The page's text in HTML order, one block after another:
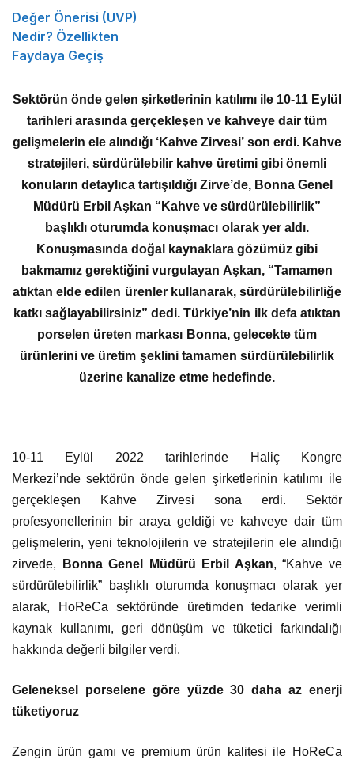
Değer Önerisi (UVP)
Nedir? Özellikten
Faydaya Geçiş
Sektörün önde gelen şirketlerinin katılımı ile 10-11 Eylül
tarihleri arasında gerçekleşen ve kahveye dair tüm
gelişmelerin ele alındığı ‘Kahve Zirvesi’ son erdi. Kahve
stratejileri, sürdürülebilir kahve üretimi gibi önemli
konuların detaylıca tartışıldığı Zirve’de, Bonna Genel
Müdürü Erbil Aşkan “Kahve ve sürdürülebilirlik”
başlıklı oturumda konuşmacı olarak yer aldı.
Konuşmasında doğal kaynaklara gözümüz gibi
bakmamız gerektiğini vurgulayan Aşkan, “Tamamen
atıktan elde edilen ürenler kullanarak, sürdürülebilirliğe
katkı sağlayabilirsiniz” dedi. Türkiye’nin ilk defa atıktan
porselen üreten markası Bonna, gelecekte tüm
ürünlerini ve üretim şeklini tamamen sürdürülebilirlik
üzerine kanalize etme hedefinde.
10-11 Eylül 2022 tarihlerinde Haliç Kongre
Merkezi’nde sektörün önde gelen şirketlerinin katılımı ile
gerçekleşen Kahve Zirvesi sona erdi. Sektör
profesyonellerinin bir araya geldiği ve kahveye dair tüm
gelişmelerin, yeni teknolojilerin ve stratejilerin ele alındığı
zirvede,
Bonna Genel Müdürü Erbil Aşkan, “Kahve ve
sürdürülebilirlik” başlıklı oturumda konuşmacı olarak yer
alarak, HoReCa sektöründe üretimden tedarike verimli
kaynak kullanımı, geri dönüşüm ve tüketici farkındalığı
hakkında değerli bilgiler verdi.
Geleneksel porselene göre yüzde 30 daha az enerji
tüketiyoruz
Zengin ürün gamı ve premium ürün kalitesi ile HoReCa